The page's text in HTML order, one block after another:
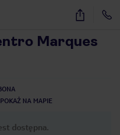
40
Marques
POKAŻ NA MAPIE
dostępna.